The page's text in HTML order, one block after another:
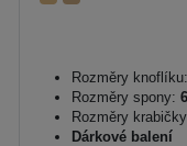
Rozměry knoflíku:
Rozměry spony:
Rozměry
Dárkové balení